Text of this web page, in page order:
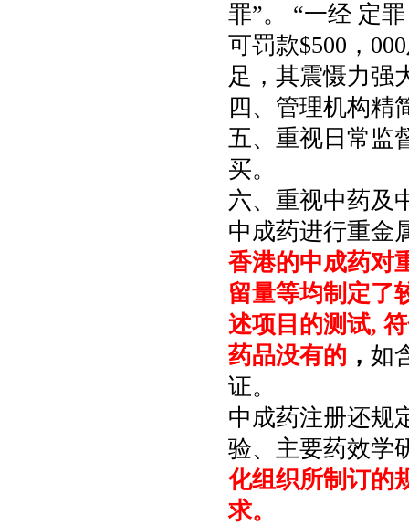
罪”。 “一经 定
可罚款$500，
足，其震慑力强
四、管理机构精
五、重视日常监
买。
六、重视中药及
中成药进行重金
香港的中成药对
留量等均制定了
述项目的测试,
药品没有的 ， 如
证。
中成药注册还规
验、主要药效学
化组织所制订的
求。